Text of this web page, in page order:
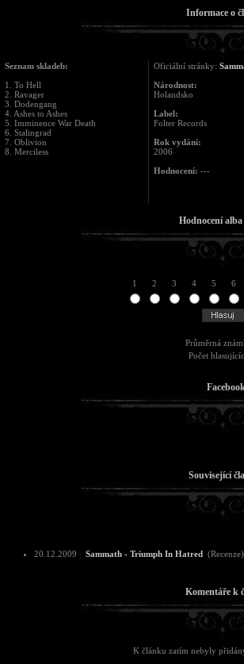
Informace
Seznam skladeb:
1. To Hell
2. Ravager
3. Dodengang
4. Ashes to Ashes
5. Imminence War Death
6. Stalingrad
7. Oblivion
8. Merciless
Oficiální stránky:
Národnost:
Holandsko
Label:
Folter Records
Rok vydání:
2006
Hodnocení: ---
Hodnocení
1 2 3 4 5 6
Průměrná
Počet
Související
20.12.2009 Sammath - Triumph In Hatred (Recenze)
Komentáře
K článku zatím nebyly